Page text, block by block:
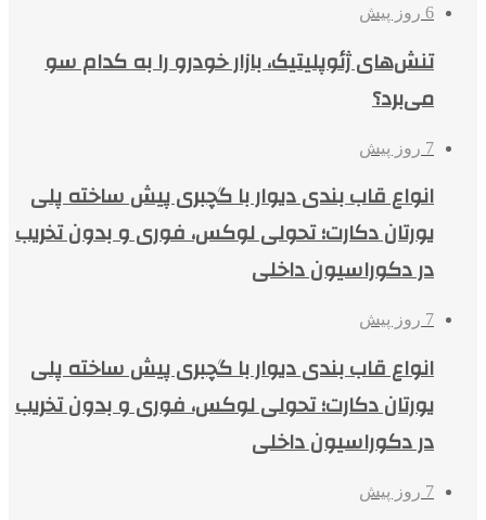
6 روز پیش
تنش‌های ژئوپلیتیک، بازار خودرو را به کدام سو
می‌برد؟
7 روز پیش
انواع قاب بندی دیوار با گچبری پیش ساخته پلی
یورتان دکارت؛ تحولی لوکس، فوری و بدون تخریب
در دکوراسیون داخلی
7 روز پیش
انواع قاب بندی دیوار با گچبری پیش ساخته پلی
یورتان دکارت؛ تحولی لوکس، فوری و بدون تخریب
در دکوراسیون داخلی
7 روز پیش